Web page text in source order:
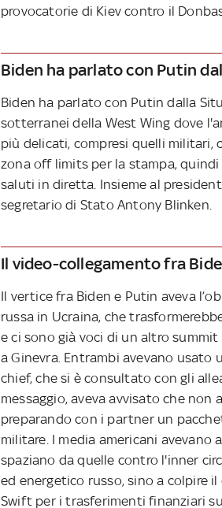
provocatorie di Kiev contro il
Biden ha parlato con Putin
Biden ha parlato con Putin dalla
sotterranei della West Wing dove
più delicati, compresi quelli militari,
zona off limits per la stampa,
saluti in diretta. Insieme al
segretario di Stato Antony Blinken.
Il video-collegamento fra
Il vertice fra Biden e Putin aveva
russa in Ucraina, che
e ci sono già voci di un altro
a Ginevra. Entrambi avevano usato
chief, che si è consultato con gli
messaggio, aveva avvisato che non
preparando con i partner un
militare. I media americani
spaziano da quelle contro l'inner
ed energetico russo, sino a colpire
Swift per i trasferimenti finanziari